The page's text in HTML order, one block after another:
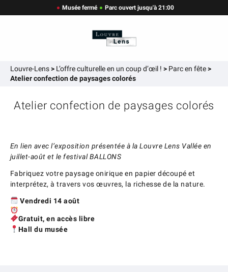
Musée fermé Parc ouvert jusqu'à 21:00
Louvre-Lens> L’offre culturelle en un coup d’œil ! > Parc en fête>
Atelier confection de paysages colorés
Atelier confection de paysages colorés
En lien avec l’exposition présentée à la Louvre Lens Vallée en
juillet-août et le festival BALLONS
Fabriquez votre paysage onirique en papier découpé et
interprétez, à travers vos œuvres, la richesse de la nature.
Vendredi 14 août
Gratuit, en accès libre
Hall du musée